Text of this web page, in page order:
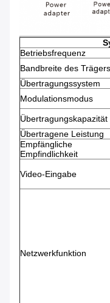
Betriebsfrequenz
Bandbreite des Trägers
Übertragungssystem
Modulationsmodus
Übertragungskapazität
Übertragene Leistung
Empfängliche
Empfindlichkeit
Video-Eingabe
Netzwerkfunktion